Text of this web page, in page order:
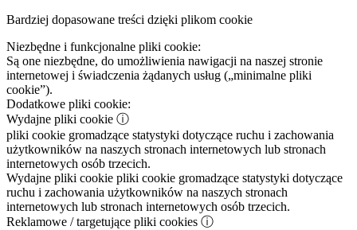
Bardziej dopasowane treści dzięki plikom cookie
Niezbędne i funkcjonalne pliki cookie:
Są one niezbędne, do umożliwienia nawigacji na naszej stronie
internetowej i świadczenia żądanych usług („minimalne pliki
cookie”).
Dodatkowe pliki cookie:
Wydajne pliki cookie ⓘ
pliki cookie gromadzące statystyki dotyczące ruchu i zachowania
użytkowników na naszych stronach internetowych lub stronach
internetowych osób trzecich.
Wydajne pliki cookie pliki cookie gromadzące statystyki dotyczące
ruchu i zachowania użytkowników na naszych stronach
internetowych lub stronach internetowych osób trzecich.
Reklamowe / targetujące pliki cookies ⓘ